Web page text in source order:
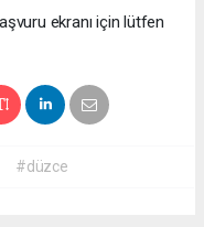
ekranı için lütfen
#düzce